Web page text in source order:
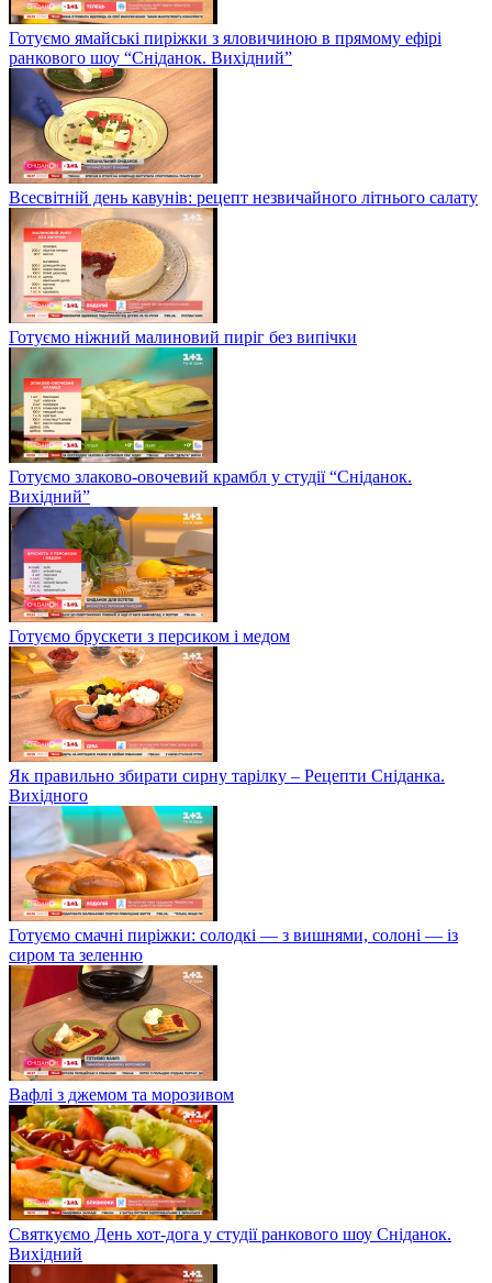
Готуємо ямайські пиріжки з яловичиною в прямому ефірі
ранкового шоу “Сніданок. Вихідний”
Всесвітній день кавунів: рецепт незвичайного літнього салату
Готуємо ніжний малиновий пиріг без випічки
Готуємо злаково-овочевий крамбл у студії “Сніданок.
Вихідний”
Готуємо брускети з персиком і медом
Як правильно збирати сирну тарілку – Рецепти Сніданка.
Вихідного
Готуємо смачні пиріжки: солодкі — з вишнями, солоні — із
сиром та зеленню
Вафлі з джемом та морозивом
Святкуємо День хот-дога у студії ранкового шоу Сніданок.
Вихідний